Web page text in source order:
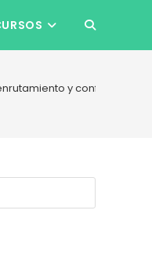
ALTERNAR
LA
y configuración
Escape